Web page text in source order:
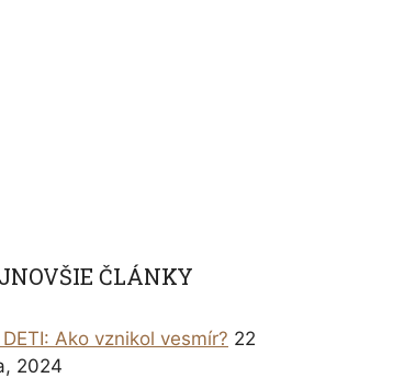
ČLÁNKY
DETI: Ako vznikol vesmír? 22
2024